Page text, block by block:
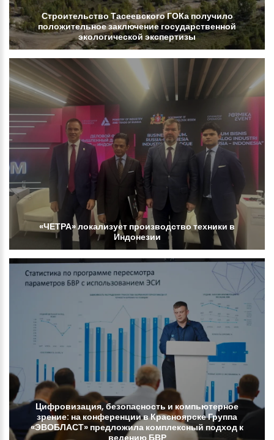
СтроительствоТасеевскогоГОКаполучило
положительноезаключениегосударственной
экологической экспертизы
«ЧЕТРА»локализует производствотехники в
Индонезии
Цифровизация, безопасность и компьютерное
зрение: на конференциивКрасноярскеГруппа
«ЭВОБЛАСТ» предложила комплексный подход к
ведению БВР